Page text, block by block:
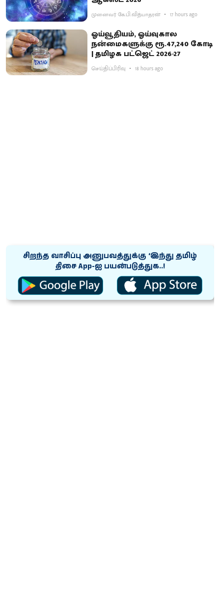
முனைவர் கே.பி.வித்யாதரன் 17 hours ago
ஓய்வூதியம், ஓய்வுகால
நன்மைகளுக்கு ரூ.47,240 கோடி
| தமிழக பட்ஜெட் 2026-27
செய்திப்பிரிவு 18 hours ago
சிறந்த வாசிப்பு அனுபவத்துக்கு ‘இந்து தமிழ்
திசை App-ஐ பயன்படுத்துக..!